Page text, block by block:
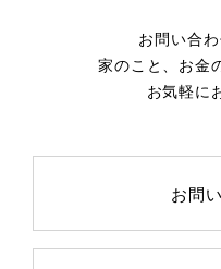
お問い合
家のこと、お金
お気軽に
お問